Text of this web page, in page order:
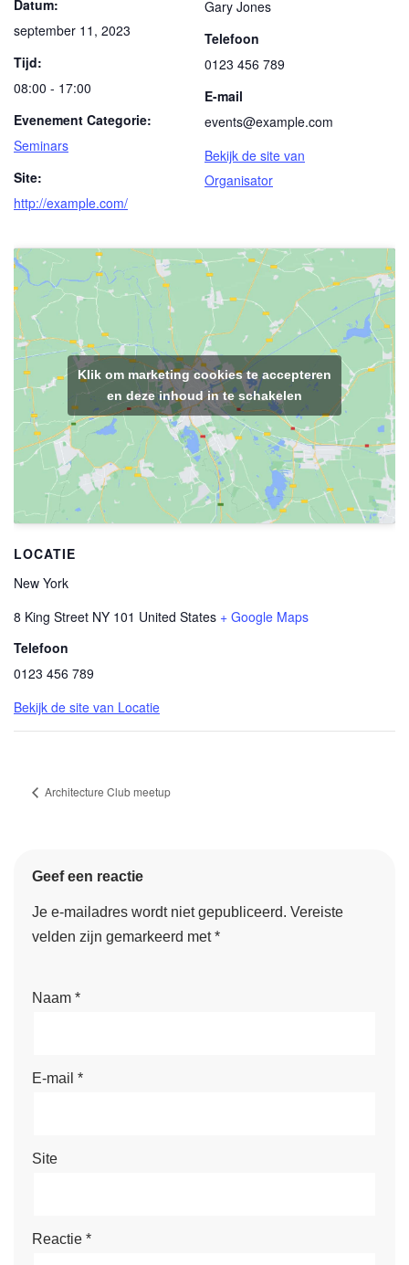
Datum:
september 11, 2023
Tijd:
08:00 - 17:00
Evenement Categorie:
Seminars
Site:
http://example.com/
Gary Jones
Telefoon
0123 456 789
E-mail
events@example.com
Bekijk de site van
Organisator
LOCATIE
New York
8 King Street NY 101 United States + Google Maps
Telefoon
0123 456 789
Bekijk de site van Locatie
Klik om marketing cookies te accepteren
en deze inhoud in te schakelen
Architecture Club meetup
Geef een reactie
Je e-mailadres wordt niet gepubliceerd. Vereiste
velden zijn gemarkeerd met*
Naam *
E-mail *
Site
Reactie *